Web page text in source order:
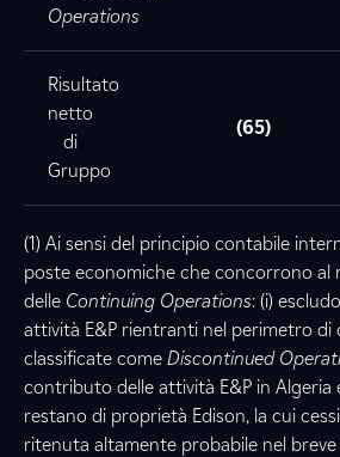
Operations
Risultato
netto
di
Gruppo
(65)
(1) Ai sensi del principio contabile
poste economiche che concorrono al
delle Continuing Operations: (i)
attività E&P rientranti nel perimetro di
classificate come Discontinued
contributo delle attività E&P in Algeria
restano di proprietà Edison, la cui
ritenuta altamente probabile nel